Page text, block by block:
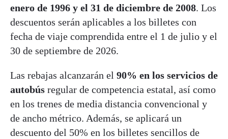
enero de 1996 y el 31 de diciembre de 2008. Los
descuentos serán aplicables a los billetes con
fecha de viaje comprendida entre el 1 de julio y el
30 de septiembre de 2026.
Las rebajas alcanzarán el 90% en los servicios de
autobús regular de competencia estatal, así como
en los trenes de media distancia convencional y
de ancho métrico. Además, se aplicará un
descuento del 50% en los billetes sencillos de